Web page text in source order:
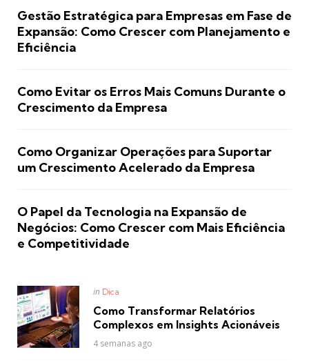
Gestão Estratégica para Empresas em Fase de
Expansão: Como Crescer com Planejamento e
Eficiência
Como Evitar os Erros Mais Comuns Durante o
Crescimento da Empresa
Como Organizar Operações para Suportar
um Crescimento Acelerado da Empresa
O Papel da Tecnologia na Expansão de
Negócios: Como Crescer com Mais Eficiência
e Competitividade
Posted
in Dica
Como Transformar Relatórios
Complexos em Insights Acionáveis
4 semanas ago